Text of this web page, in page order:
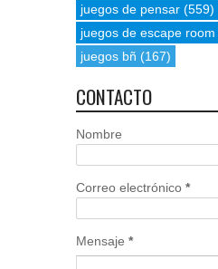
juegos de pensar (559)
juegos de escape room
juegos bñ (167)
CONTACTO
Nombre
Correo electrónico *
Mensaje *